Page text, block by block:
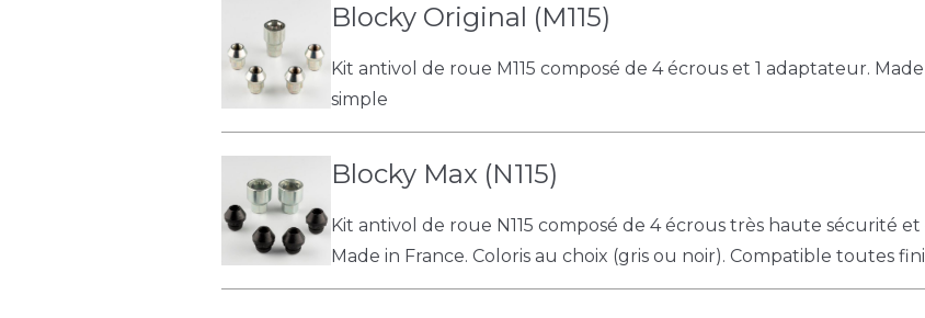
Blocky Original (M115)
Kit antivol de roue M115 composé de 4 écrous et 1 adaptateur.
simple
Blocky Max (N115)
Kit antivol de roue N115 composé de 4 écrous très haute sécurité
Made in France. Coloris au choix (gris ou noir). Compatible toutes